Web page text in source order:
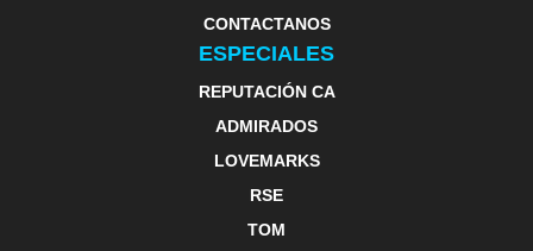
CONTACTANOS
ESPECIALES
REPUTACIÓN CA
ADMIRADOS
LOVEMARKS
RSE
TOM